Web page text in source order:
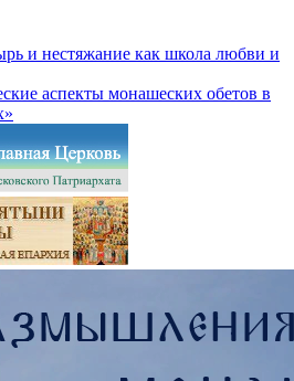
и нестяжание как школа любви и
аспекты монашеских обетов в